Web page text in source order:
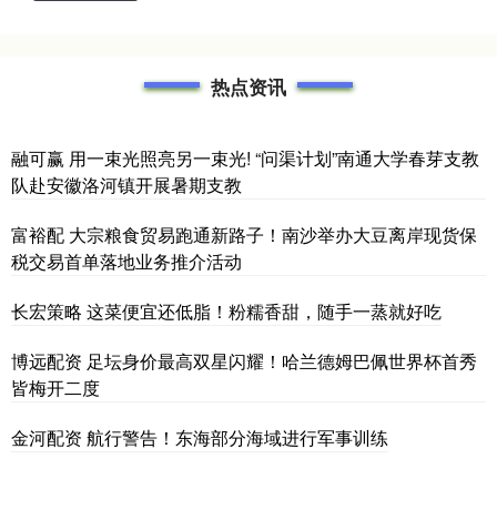
热点资讯
融可赢 用一束光照亮另一束光! “问渠计划”南通大学春芽支教
队赴安徽洛河镇开展暑期支教
富裕配 大宗粮食贸易跑通新路子！南沙举办大豆离岸现货保
税交易首单落地业务推介活动
长宏策略 这菜便宜还低脂！粉糯香甜，随手一蒸就好吃
博远配资 足坛身价最高双星闪耀！哈兰德姆巴佩世界杯首秀
皆梅开二度
金河配资 航行警告！东海部分海域进行军事训练